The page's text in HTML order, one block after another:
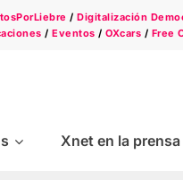
/Digitalización
/Eventos /OXcars / Free
Xnet en la prensa